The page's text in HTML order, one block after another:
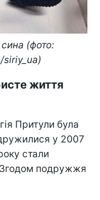
(фото:
життя
Притули була
у 2007
стали
подружжя